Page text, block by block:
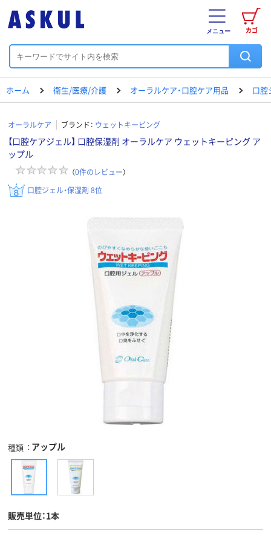
カゴ
メニュー
ホーム 衛生/医療/介護 オーラルケア・口腔ケア用品 口腔
オーラルケア ブランド： ウェットキーピング
【口腔ケアジェル】 口腔保湿剤 オーラルケア ウェットキーピング ア
ップル
（0件のレビュー）
口腔ジェル・保湿剤 8位
種類 アップル
販売単位：1本